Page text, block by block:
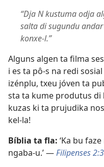
“Dja N kustuma odja
salta di sugundu
konxe-l.”
Alguns algen ta filma
i es ta pô-s na redi
izénplu, txeu jóven ta
sta ta kume produtus di
kuzas ki ta prujudika
kel-la!
Bíblia ta fla: ‘Ka bu
ngaba-u.’ —Filipenses 2:3